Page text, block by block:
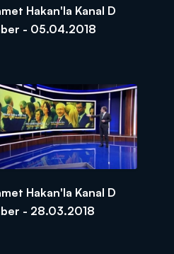
Hakan'la Kanal D
- 05.04.2018
Hakan'la Kanal D
- 28.03.2018